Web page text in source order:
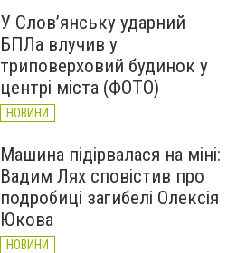
У Слов’янську ударний
БПЛа влучив у
триповерховий будинок у
центрі міста (ФОТО)
НОВИНИ
Машина підірвалася на міні:
Вадим Лях сповістив про
подробиці загибелі Олексія
Юкова
НОВИНИ